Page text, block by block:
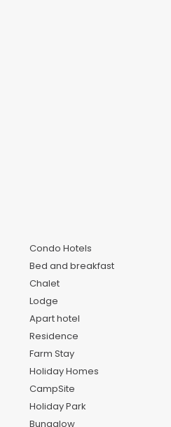
Condo Hotels
Bed and breakfast
Chalet
Lodge
Apart hotel
Residence
Farm Stay
Holiday Homes
CampSite
Holiday Park
Bungalow